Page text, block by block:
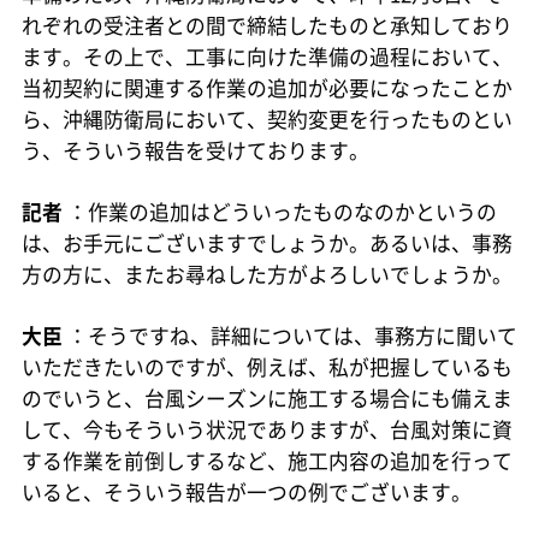
れぞれの受注者との間で締結したものと承知しており
ます。その上で、工事に向けた準備の過程において、
当初契約に関連する作業の追加が必要になったことか
ら、沖縄防衛局において、契約変更を行ったものとい
う、そういう報告を受けております。
記者 ：作業の追加はどういったものなのかというの
は、お手元にございますでしょうか。あるいは、事務
方の方に、またお尋ねした方がよろしいでしょうか。
大臣 ：そうですね、詳細については、事務方に聞いて
いただきたいのですが、例えば、私が把握しているも
のでいうと、台風シーズンに施工する場合にも備えま
して、今もそういう状況でありますが、台風対策に資
する作業を前倒しするなど、施工内容の追加を行って
いると、そういう報告が一つの例でございます。